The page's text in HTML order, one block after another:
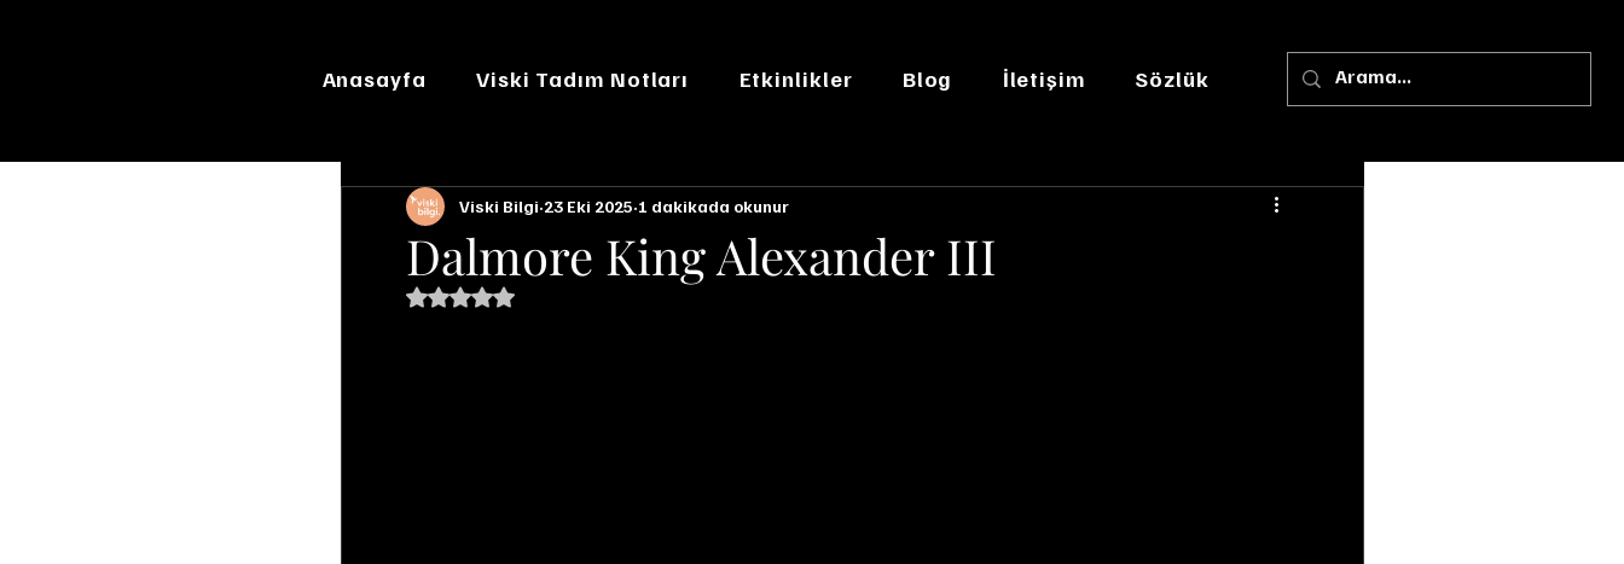
Anasayfa Viski Tadım Notları Etkinlikler Blog İletişim Sözlük
Dalmore King Alexander III
Viski Bilgi 23 Eki 2025 1 dakikada okunur
5 üzerinden NaN yıldız